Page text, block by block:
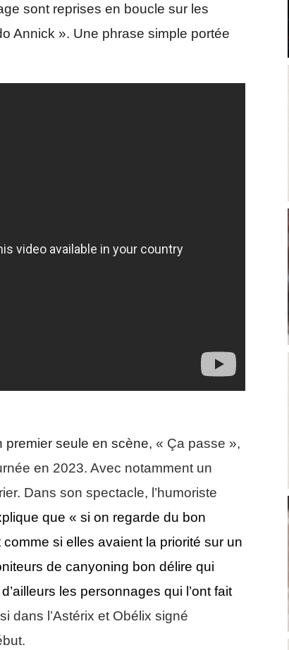
sont reprises en boucle sur les
Annick ». Une phrase simple portée
premier seule en scène, « Ça passe »,
en 2023. Avec notamment un
Dans son spectacle, l’humoriste
que « si on regarde du bon
si elles avaient la priorité sur un
de canyoning bon délire qui
d’ailleurs les personnages qui l’ont fait
dans l’Astérix et Obélix signé